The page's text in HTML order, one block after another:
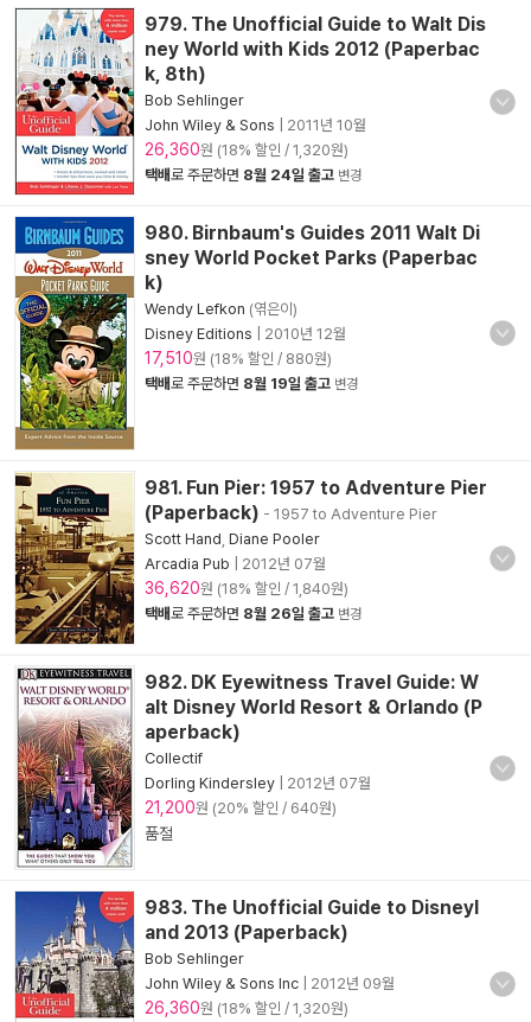
979. The Unofficial Guide to Walt Dis
ney World with Kids 2012 (Paperbac
k, 8th)
Bob Sehlinger
John Wiley & Sons
2011년 10월
26,360원 (18% 할인 / 1,320원)
택배로 주문하면 8월 24일 출고 변경
980. Birnbaum's Guides 2011 Walt Di
sney World Pocket Parks (Paperbac
k)
Wendy Lefkon (엮은이)
Disney Editions
2010년 12월
17,510원 (18% 할인 / 880원)
택배로 주문하면 8월 19일 출고 변경
981. Fun Pier: 1957 to Adventure Pier
(Paperback) - 1957 to Adventure Pier
Scott Hand Diane Pooler
Arcadia Pub
2012년 07월
36,620원 (18% 할인 / 1,840원)
택배로 주문하면 8월 26일 출고 변경
982. DK Eyewitness Travel Guide: W
alt Disney World Resort & Orlando (P
aperback)
Collectif
Dorling Kindersley
2012년 07월
21,200원 (20% 할인 / 640원)
품절
983. The Unofficial Guide to Disneyl
and 2013 (Paperback)
Bob Sehlinger
John Wiley & Sons Inc
2012년 09월
26,360원 (18% 할인 / 1,320원)